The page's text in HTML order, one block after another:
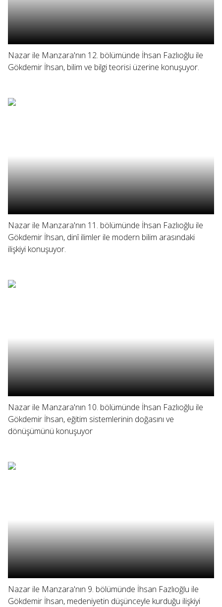
Nazar ile Manzara'nın 12. bölümünde İhsan Fazlıoğlu ile
Gökdemir İhsan, bilim ve bilgi teorisi üzerine konuşuyor.
Nazar ile Manzara'nın 11. bölümünde İhsan Fazlıoğlu ile
Gökdemir İhsan, dinî ilimler ile modern bilim arasındaki
ilişkiyi konuşuyor.
Nazar ile Manzara'nın 10. bölümünde İhsan Fazlıoğlu ile
Gökdemir İhsan, eğitim sistemlerinin doğasını ve
dönüşümünü konuşuyor
Nazar ile Manzara'nın 9. bölümünde İhsan Fazlıoğlu ile
Gökdemir İhsan, medeniyetin düşünceyle kurduğu ilişkiyi